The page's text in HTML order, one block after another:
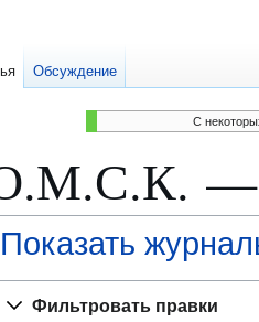
C
—
Показать
Фильтровать правки
Обсуждение